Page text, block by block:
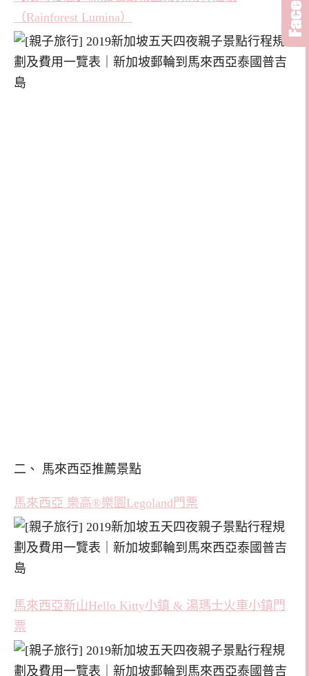
（Rainforest Lumina）
二、 馬來西亞推薦景點
馬來西亞 樂高®樂園Legoland門票
馬來西亞新山Hello Kitty小鎮 & 湯瑪士火車小鎮門
票